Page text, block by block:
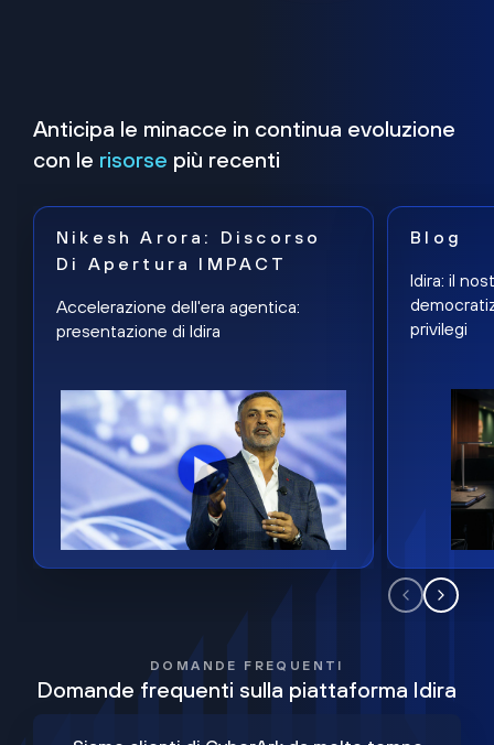
Anticipa le minacce in continua evoluzione
con le risorse più recenti
Nikesh Arora: Discorso
Di Apertura IMPACT
Accelerazione dell'era agentica:
presentazione di Idira
Blog
Idira: il
privilegi
DOMANDE FREQUENTI
Domande frequenti sulla piattaforma Idira